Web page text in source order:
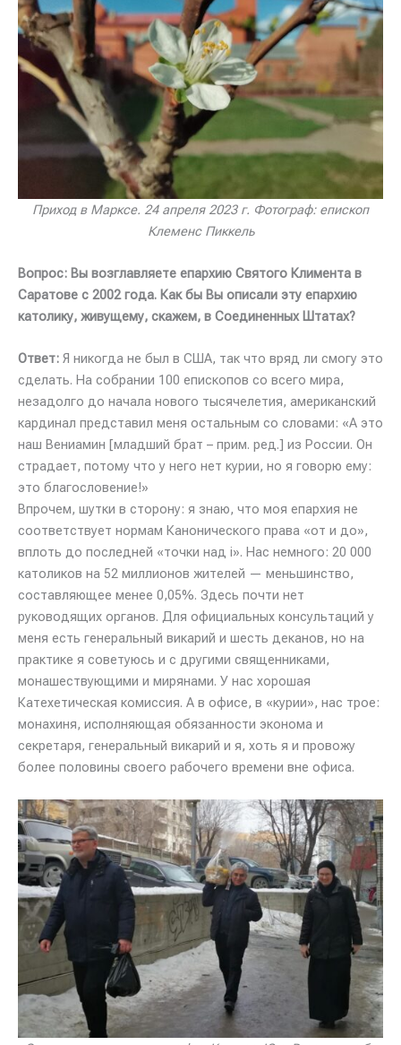
Приход в Марксе. 24 апреля 2023 г. Фотограф: епископ
Клеменс Пиккель
Вопрос: Вы возглавляете епархию Святого Климента в
Саратове с 2002 года. Как бы Вы описали эту епархию
католику, живущему, скажем, в Соединенных Штатах?
Ответ: Я никогда не был в США, так что вряд ли смогу это
сделать. На собрании 100 епископов со всего мира,
незадолго до начала нового тысячелетия, американский
кардинал представил меня остальным со словами: «А это
наш Вениамин [младший брат – прим. ред.] из России. Он
страдает, потому что у него нет курии, но я говорю ему:
это благословение!»
Впрочем, шутки в сторону: я знаю, что моя епархия не
соответствует нормам Канонического права «от и до»,
вплоть до последней «точки над i». Нас немного: 20 000
католиков на 52 миллионов жителей — меньшинство,
составляющее менее 0,05%. Здесь почти нет
руководящих органов. Для официальных консультаций у
меня есть генеральный викарий и шесть деканов, но на
практике я советуюсь и с другими священниками,
монашествующими и мирянами. У нас хорошая
Катехетическая комиссия. А в офисе, в «курии», нас трое:
монахиня, исполняющая обязанности эконома и
секретаря, генеральный викарий и я, хоть я и провожу
более половины своего рабочего времени вне офиса.